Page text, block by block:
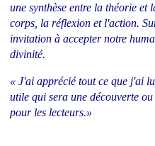
une synthèse entre la théorie et
corps, la réflexion et l'action.
invitation à accepter notre
divinité.
« J'ai apprécié tout ce que j'ai
utile qui sera une découverte
pour les lecteurs.»